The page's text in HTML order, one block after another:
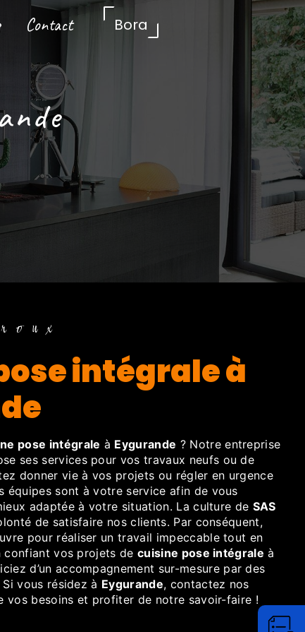
Contact Bora
pose intégrale à Eygurande ? Notre entreprise
ses services pour vos travaux neufs ou de
donner vie à vos projets ou régler en urgence
équipes sont à votre service afin de vous
adaptée à votre situation. La culture de SAS
de satisfaire nos clients. Par conséquent,
pour réaliser un travail impeccable tout en
confiant vos projets decuisine pose intégrale à
d’un accompagnement sur-mesure par des
vous résidez à Eygurande, contactez nos
vos besoins et profiter de notre savoir-faire !